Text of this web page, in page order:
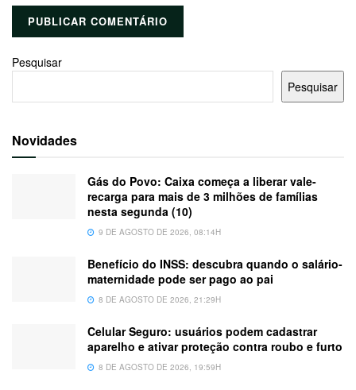
Pesquisar
Pesquisar
Novidades
Gás do Povo: Caixa começa a liberar vale-
recarga para mais de 3 milhões de famílias
nesta segunda (10)
9 DE AGOSTO DE 2026, 08:14H
Benefício do INSS: descubra quando o salário-
maternidade pode ser pago ao pai
8 DE AGOSTO DE 2026, 21:29H
Celular Seguro: usuários podem cadastrar
aparelho e ativar proteção contra roubo e furto
8 DE AGOSTO DE 2026, 19:59H